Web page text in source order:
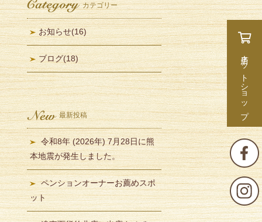
当店ネットショップ
カテゴリー
お知らせ(16)
ブログ(18)
最新投稿
令和8年 (2026年) 7月28日に熊
本地震が発生しました。
ペンションオーナーお薦めスポ
ット